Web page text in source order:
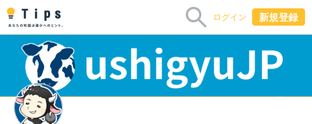
ログイン 新規登録